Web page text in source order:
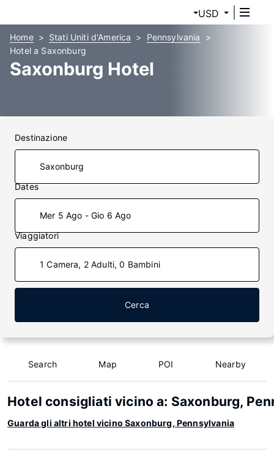
USD
Home Stati Uniti d'America
Pennsylvania
Hotel a Saxonburg
Saxonburg Hotel
Destinazione
Dates
Mer 5 Ago - Gio 6 Ago
Viaggiatori
1 Camera, 2 Adulti, 0 Bambini
Cerca
Search Map POI Nearby
Hotel consigliati vicino a: Saxonburg,
Guarda gli altri hotel vicino Saxonburg, Pennsylvania